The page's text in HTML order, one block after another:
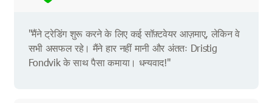
"मैंने ट्रेडिंग शुरू करने के लिए कई सॉफ़्टवेयर आज़माए, लेकिन वे
सभी असफल रहे। मैंने हार नहीं मानी और अंततः Dristig
Fondvik के साथ पैसा कमाया। धन्यवाद!"